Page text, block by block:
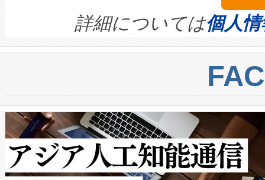
quality and reliability for AI
BESS stack to ensure battery
centers. Voltaiqは、ai&のAI
からシステム統合、試運転、
クルの各段階のデータを監視
[…]
す。ノーマルモードでは、
ートル先まで検出でき、これ
トに対して約600メートルに
では、反射率10％のターゲッ
で向上し、最大検知距離は
ットだけで最大1キロメート
ルの変電所周囲を監視でき、
詳細については個人